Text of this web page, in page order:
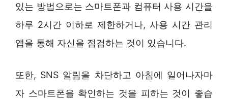
있는 방법으로는 스마트폰과 컴퓨터 사용 시간을
하루 2시간 이하로 제한하거나, 사용 시간 관리
앱을 통해 자신을 점검하는 것이 있습니다.
또한, SNS 알림을 차단하고 아침에 일어나자마
자 스마트폰을 확인하는 것을 피하는 것이 좋습